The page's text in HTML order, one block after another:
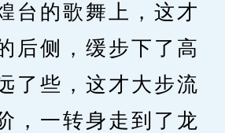
台的歌舞上，这才
后侧，缓步下了高
了些，这才大步流
，一转身走到了龙